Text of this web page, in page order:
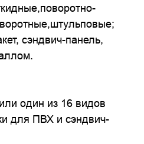
сэндвич-панель,
один из 16 видов
для ПВХ и сэндвич-